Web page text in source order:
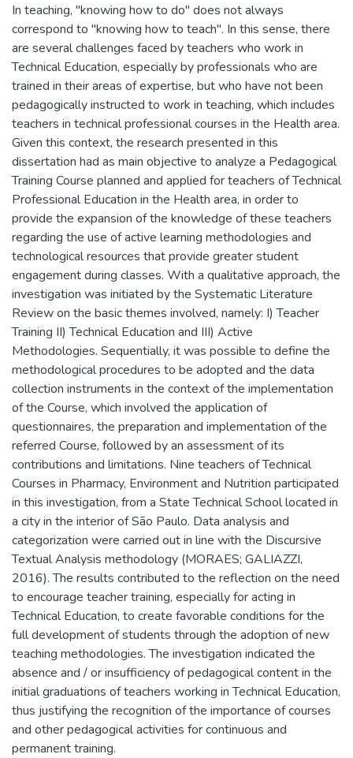
In teaching, "knowing how to do" does not always
correspond to "knowing how to teach". In this sense, there
are several challenges faced by teachers who work in
Technical Education, especially by professionals who are
trained in their areas of expertise, but who have not been
pedagogically instructed to work in teaching, which includes
teachers in technical professional courses in the Health area.
Given this context, the research presented in this
dissertation had as main objective to analyze a Pedagogical
Training Course planned and applied for teachers of Technical
Professional Education in the Health area, in order to
provide the expansion of the knowledge of these teachers
regarding the use of active learning methodologies and
technological resources that provide greater student
engagement during classes. With a qualitative approach, the
investigation was initiated by the Systematic Literature
Review on the basic themes involved, namely: I) Teacher
Training II) Technical Education and III) Active
Methodologies. Sequentially, it was possible to define the
methodological procedures to be adopted and the data
collection instruments in the context of the implementation
of the Course, which involved the application of
questionnaires, the preparation and implementation of the
referred Course, followed by an assessment of its
contributions and limitations. Nine teachers of Technical
Courses in Pharmacy, Environment and Nutrition participated
in this investigation, from a State Technical School located in
a city in the interior of São Paulo. Data analysis and
categorization were carried out in line with the Discursive
Textual Analysis methodology (MORAES; GALIAZZI,
2016). The results contributed to the reflection on the need
to encourage teacher training, especially for acting in
Technical Education, to create favorable conditions for the
full development of students through the adoption of new
teaching methodologies. The investigation indicated the
absence and / or insufficiency of pedagogical content in the
initial graduations of teachers working in Technical Education,
thus justifying the recognition of the importance of courses
and other pedagogical activities for continuous and
permanent training.